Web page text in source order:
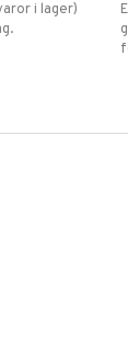
i lager)